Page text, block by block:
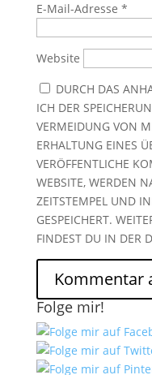
E-Mail-Adresse *
Website
DURCH DAS
ICH DER
VERMEIDUNG VON
ERHALTUNG EINES
VERÖFFENTLICHE
WEBSITE, WERDEN
ZEITSTEMPEL UND
GESPEICHERT.
FINDEST DU IN DER
Folge mir!